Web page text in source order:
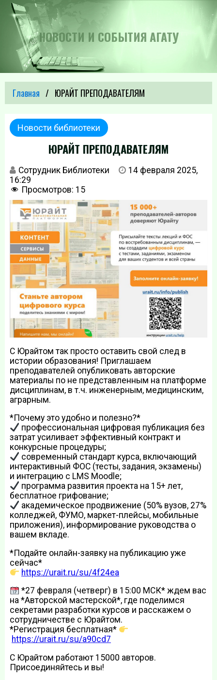
НОВОСТИ И СОБЫТИЯ АГАТУ
Главная ЮРАЙТ ПРЕПОДАВАТЕЛЯМ
Новости библиотеки
ЮРАЙТ ПРЕПОДАВАТЕЛЯМ
Сотрудник Библиотеки
14 февраля 2025,
16:29
Просмотров: 15
С Юрайтом так просто оставить свой след в
истории образования! Приглашаем
преподавателей опубликовать авторские
материалы по не представленным на платформе
дисциплинам, в т.ч. инженерным, медицинским,
аграрным.
*Почему это удобно и полезно?*
профессиональная цифровая публикация без
затрат усиливает эффективный контракт и
конкурсные процедуры;
современный стандарт курса, включающий
интерактивный ФОС (тесты, задания, экзамены)
и интеграцию с LMS Moodle;
программа развития проекта на 15+ лет,
бесплатное грифование;
академическое продвижение (50% вузов, 27%
колледжей, ФУМО, маркет-плейсы, мобильные
приложения), информирование руководства о
вашем вкладе.
*Подайте онлайн-заявку на публикацию уже
сейчас*
https://urait.ru/su/4f24ea
*27 февраля (четверг) в 15:00 МСК* ждем вас
на *Авторской мастерской*, где поделимся
секретами разработки курсов и расскажем о
сотрудничестве с Юрайтом.
*Регистрация бесплатная*
https://urait.ru/su/a90cd7
С Юрайтом работают 15000 авторов.
Присоединяйтесь и вы!